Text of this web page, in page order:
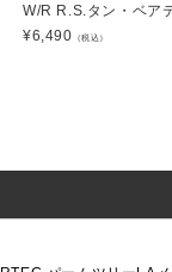
W/R R.S.タン・ベア
¥6,490 （税込）